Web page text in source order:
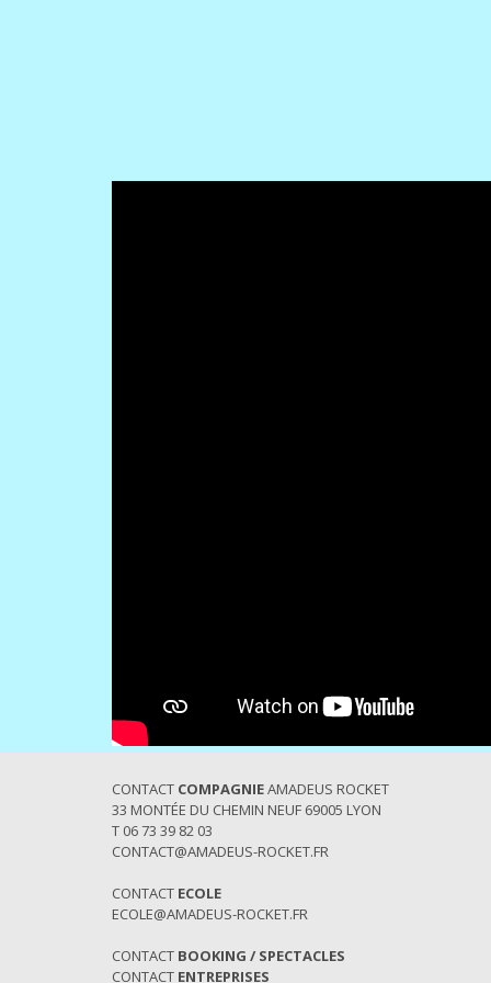
CONTACT COMPAGNIEAMADEUS ROCKET
33 MONTÉE DU CHEMIN NEUF 69005 LYON
T 06 73 39 82 03
CONTACT@AMADEUS-ROCKET.FR
CONTACT ECOLE
ECOLE@AMADEUS-ROCKET.FR
CONTACT BOOKING / SPECTACLES
CONTACT ENTREPRISES